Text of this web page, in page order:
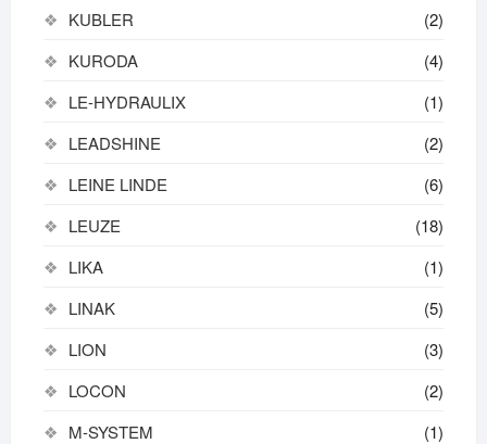
KUBLER
(2)
KURODA
(4)
LE-HYDRAULIX
(1)
LEADSHINE
(2)
LEINE LINDE
(6)
LEUZE
(18)
LIKA
(1)
LINAK
(5)
LION
(3)
LOCON
(2)
M-SYSTEM
(1)